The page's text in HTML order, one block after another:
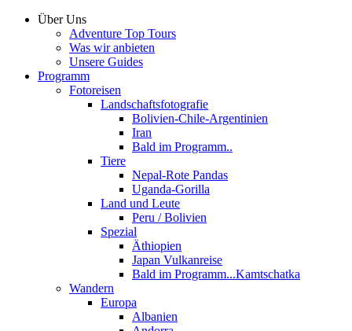
Über Uns
Adventure Top Tours
Was wir anbieten
Unsere Guides
Programm
Fotoreisen
Landschaftsfotografie
Bolivien-Chile-Argentinien
Iran
Bald im Programm..
Tiere
Nepal-Rote Pandas
Uganda-Gorilla
Land und Leute
Peru / Bolivien
Spezial
Äthiopien
Japan Vulkanreise
Bald im Programm...Kamtschatka
Wandern
Europa
Albanien